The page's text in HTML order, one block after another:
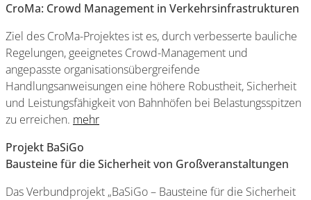
CroMa: Crowd Management in Verkehrsinfrastrukturen
Ziel des CroMa-Projektes ist es, durch verbesserte bauliche
Regelungen, geeignetes Crowd-Management und
angepasste organisationsübergreifende
Handlungsanweisungen eine höhere Robustheit, Sicherheit
und Leistungsfähigkeit von Bahnhöfen bei Belastungsspitzen
zu erreichen. mehr
Projekt BaSiGo
Bausteine für die Sicherheit von Großveranstaltungen
Das Verbundprojekt „BaSiGo – Bausteine für die Sicherheit